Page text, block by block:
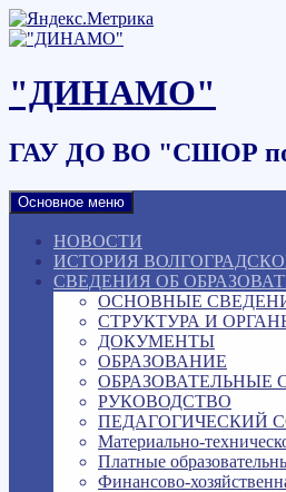
Наверх
"ДИНАМО"
ГАУ ДО ВО "СШОР
Основное меню
НОВОСТИ
ИСТОРИЯ
СВЕДЕНИЯ ОБ
ОСНОВНЫЕ
СТРУКТУРА И
ДОКУМЕНТЫ
ОБРАЗОВАНИЕ
ОБРАЗОВАТЕЛЬНЫЕ
РУКОВОДСТВО
ПЕДАГОГИЧЕСКИЙ
Материально-
Платные
Финансово-